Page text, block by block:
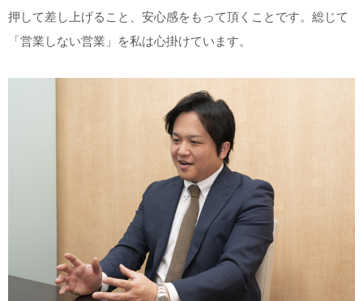
押して差し上げること、安心感をもって頂くことです。総じて
「営業しない営業」を私は心掛けています。